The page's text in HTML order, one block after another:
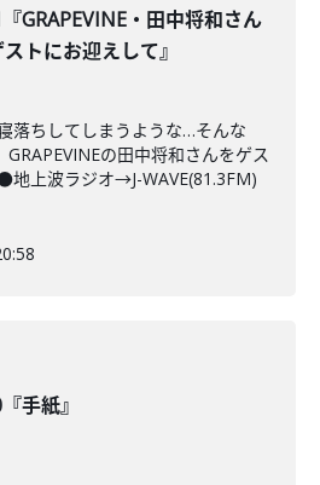
GRAPEVINE・田中将和さん
トにお迎えして』
落ちしてしまうような…そんな
の田中将和さんをゲス
地上波ラジオ→J-WAVE(81.3FM)
手紙』